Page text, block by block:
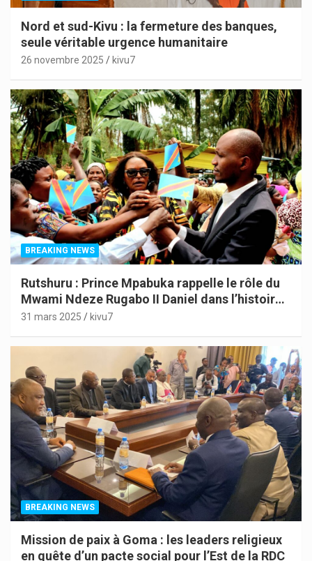
Nord et sud-Kivu : la fermeture des banques,
seule véritable urgence humanitaire
26 novembre 2025 kivu7
BREAKING NEWS
Rutshuru : Prince Mpabuka rappelle le rôle du
Mwami Ndeze Rugabo II Daniel dans l’histoire
de l’Indépendance du Congo
31 mars 2025 kivu7
BREAKING NEWS
Mission de paix à Goma : les leaders religieux
en quête d’un pacte social pour l’Est de la RDC